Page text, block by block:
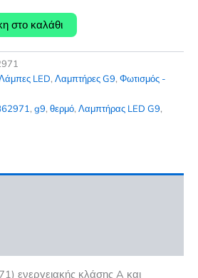
€.
στο καλάθι
LED, Λαμπτήρες G9, Φωτισμός -
, g9, θερμό, Λαμπτήρας LED G9,
ενεργειακής κλάσης A και